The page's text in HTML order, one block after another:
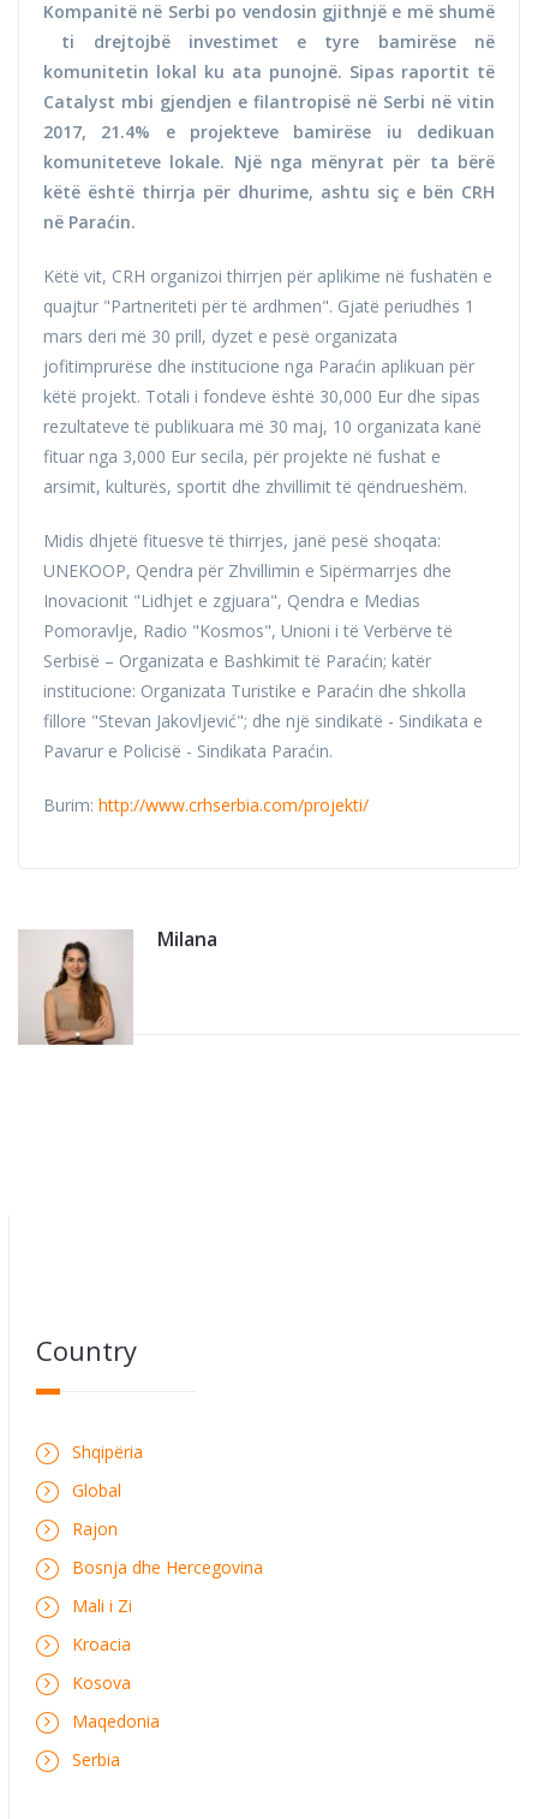
Kompanitë në Serbi po vendosin gjithnjë e më shumë
ti drejtojbë investimet e tyre bamirëse në
komunitetin lokal ku ata punojnë. Sipas raportit të
Catalyst mbi gjendjen e filantropisë në Serbi në vitin
2017, 21.4% e projekteve bamirëse iu dedikuan
komuniteteve lokale. Një nga mënyrat për ta bërë
këtë është thirrja për dhurime, ashtu siç e bën CRH
në Paraćin.
Këtë vit, CRH organizoi thirrjen për aplikime në fushatën e
quajtur "Partneriteti për të ardhmen". Gjatë periudhës 1
mars deri më 30 prill, dyzet e pesë organizata
jofitimprurëse dhe institucione nga Paraćin aplikuan për
këtë projekt. Totali i fondeve është 30,000 Eur dhe sipas
rezultateve të publikuara më 30 maj, 10 organizata kanë
fituar nga 3,000 Eur secila, për projekte në fushat e
arsimit, kulturës, sportit dhe zhvillimit të qëndrueshëm.
Midis dhjetë fituesve të thirrjes, janë pesë shoqata:
UNEKOOP, Qendra për Zhvillimin e Sipërmarrjes dhe
Inovacionit "Lidhjet e zgjuara", Qendra e Medias
Pomoravlje, Radio "Kosmos", Unioni i të Verbërve të
Serbisë – Organizata e Bashkimit të Paraćin; katër
institucione: Organizata Turistike e Paraćin dhe shkolla
fillore "Stevan Jakovljević"; dhe një sindikatë - Sindikata e
Pavarur e Policisë - Sindikata Paraćin.
Burim: http://www.crhserbia.com/projekti/
Milana
Country
Shqipëria
Global
Rajon
Bosnja dhe Hercegovina
Mali i Zi
Kroacia
Kosova
Maqedonia
Serbia